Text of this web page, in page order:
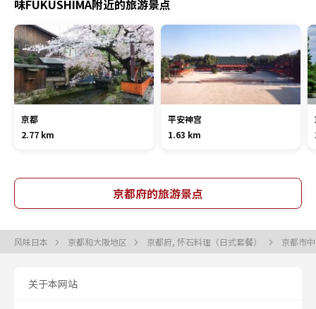
味FUKUSHIMA附近的旅游景点
京都
2.77 km
平安神宫
1.63 km
京都府的旅游景点
风味日本 京都和大阪地区 京都府, 怀石料理（日式套餐） 京都市
关于本网站